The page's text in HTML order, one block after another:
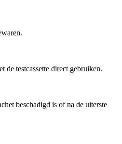
de testcassette direct gebruiken.
beschadigd is of na de uiterste